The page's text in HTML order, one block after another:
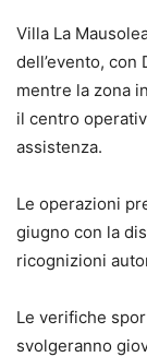
Villa La
dell’evento, con
mentre la zona
il centro
assistenza.
Le operazioni
giugno con la
ricognizioni
Le verifiche
svolgeranno